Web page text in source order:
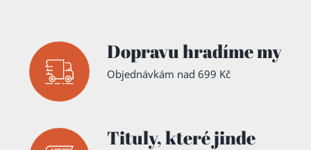
Dopravu hradíme my
Objednávkám nad 699 Kč
Tituly,které jinde